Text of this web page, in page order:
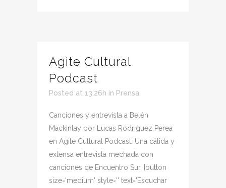
Agite Cultural
Podcast
Posted at 13:26h in Prensa
Canciones y entrevista a Belén
Mackinlay por Lucas Rodriguez Perea
en Agite Cultural Podcast. Una cálida y
extensa entrevista mechada con
canciones de Encuentro Sur. [button
size='medium' style='' text='Escuchar